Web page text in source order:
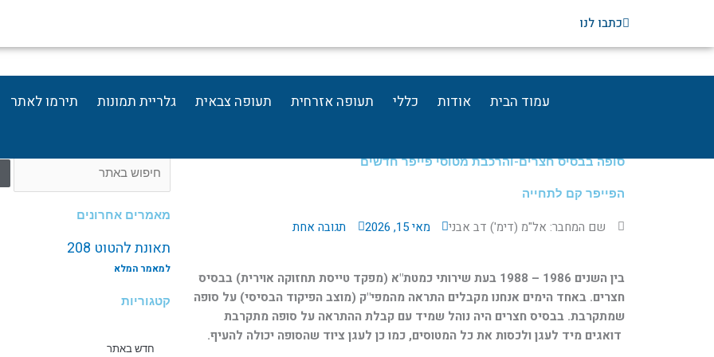
כתבו לנו
עמוד הבית אודות כללי תעופה אזרחית תעופה צבאית גלריית תמונות תירמו לאתר
סופה בבסיס חצרים-והרכבת מטוסי פייפר חדשים
הפייפר קם לתחייה
שם המחבר: אל"מ (דימ') דב אבני מאי 15, 2026 תגובה אחת
בין השנים 1986 – 1988 בעת שירותי כמטת"א (מפקד טייסת תחזוקה אוירית) בבסיס
חצרים. באחד הימים אנחנו מקבלים התראה מהמפי"ק (מוצב הפיקוד הבסיסי) על סופה
שמתקרבת. בבסיס חצרים היה נוהל שמיד עם קבלת ההתראה על סופה מתקרבת
דואגים מיד לעגן ולכסות את כל המטוסים, כמו כן לעגן ציוד שהסופה יכולה להעיף.
חיפוש
מאמרים אחרונים
תאונת להטוט 208
למאמר המלא
קטגוריות
חדש באתר